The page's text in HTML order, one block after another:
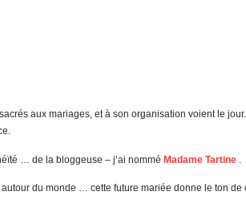
aux mariages, et à son organisation voient le
… de la bloggeuse – j’ai nommé Madame Tartine
du monde … cette future mariée donne le ton de